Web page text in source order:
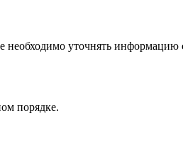
необходимо уточнять информацию
порядке.